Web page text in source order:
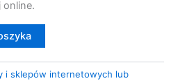
i sklepów internetowych lub